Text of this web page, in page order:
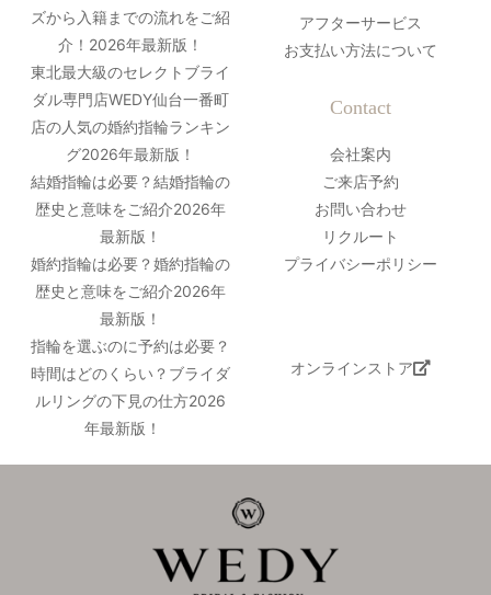
ズから入籍までの流れをご紹
介！2026年最新版！
東北最大級のセレクトブライ
ダル専門店WEDY仙台一番町
店の人気の婚約指輪ランキン
グ2026年最新版！
結婚指輪は必要？結婚指輪の
歴史と意味をご紹介2026年
最新版！
婚約指輪は必要？婚約指輪の
歴史と意味をご紹介2026年
最新版！
指輪を選ぶのに予約は必要？
時間はどのくらい？ブライダ
ルリングの下見の仕方2026
年最新版！
アフターサービス
お支払い方法について
Contact
会社案内
ご来店予約
お問い合わせ
リクルート
プライバシーポリシー
オンラインストア